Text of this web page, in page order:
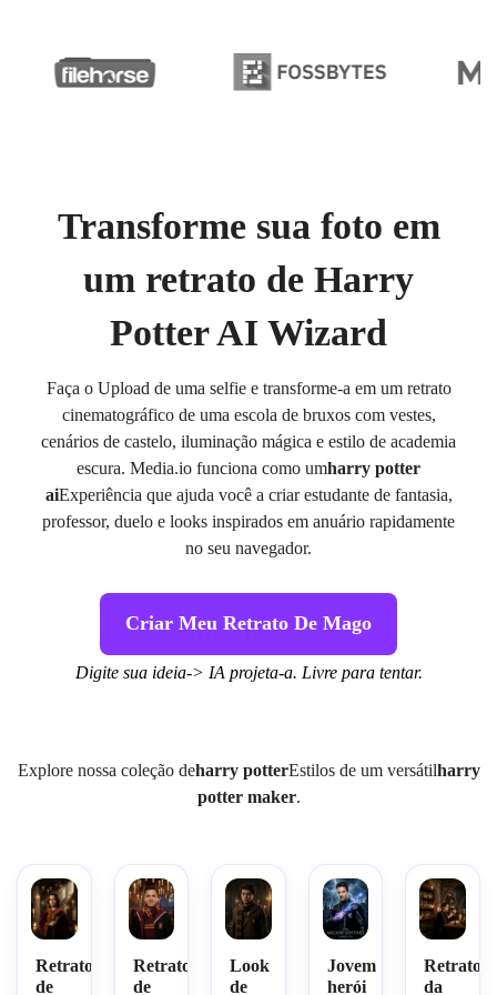
Transforme sua foto em
um retrato de Harry
Potter AI Wizard
Faça o Upload de uma selfie e transforme-a em um retrato
cinematográfico de uma escola de bruxos com vestes,
cenários de castelo, iluminação mágica e estilo de academia
escura. Media.io funciona como umharry potter
aiExperiência que ajuda você a criar estudante de fantasia,
professor, duelo e looks inspirados em anuário rapidamente
no seu navegador.
Criar Meu Retrato De Mago
Digite sua ideia-> IA projeta-a. Livre para tentar.
Explore nossa coleção deharry potterEstilos de um versátilharry
potter maker.
Retrato
de
Retrato
de
Look
de
Jovem
herói
Retrato
da